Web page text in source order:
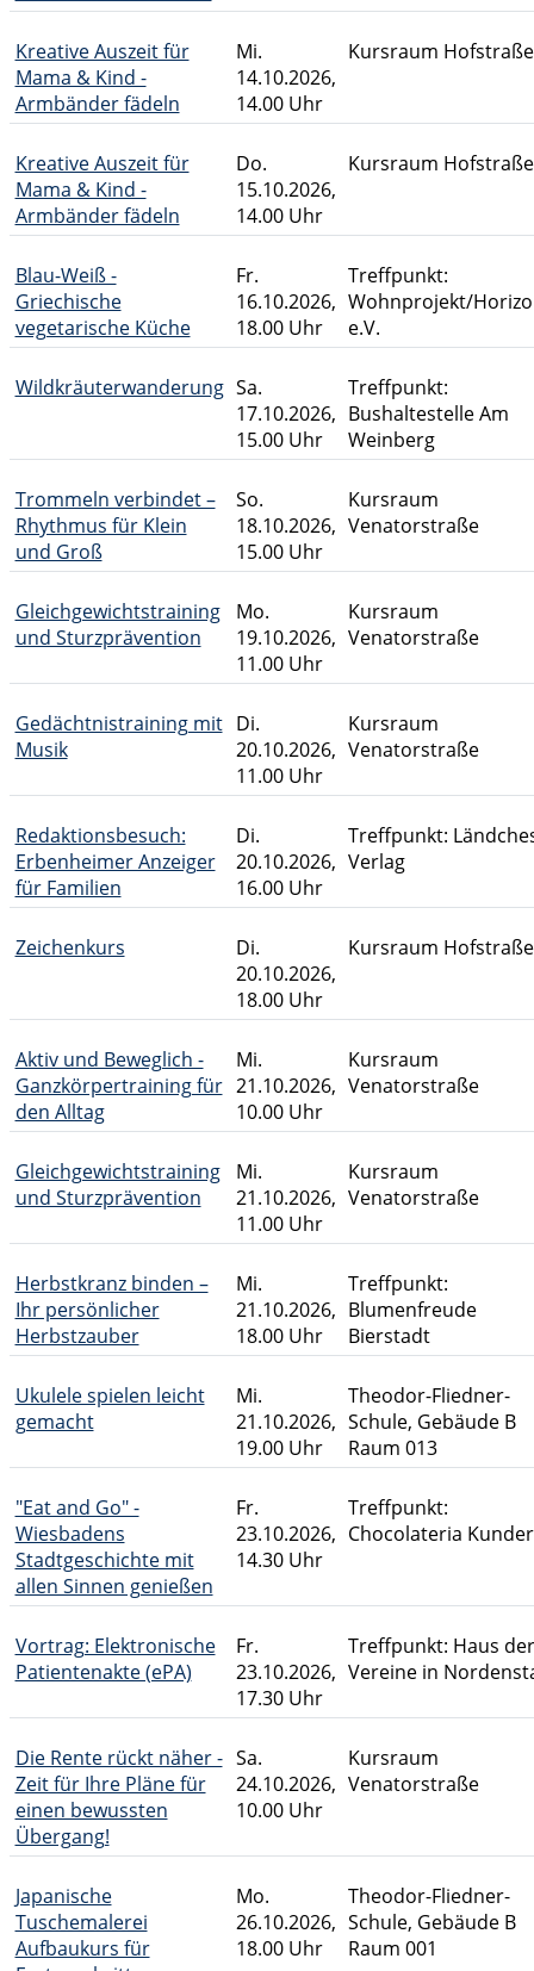
Kreative Auszeit für
Mama & Kind -
Armbänder fädeln
Mi.
14.10.2026,
14.00 Uhr
Kursraum Hofstraße
Kreative Auszeit für
Mama & Kind -
Armbänder fädeln
Do.
15.10.2026,
14.00 Uhr
Kursraum Hofstraße
Blau-Weiß -
Griechische
vegetarische Küche
Fr.
16.10.2026,
18.00 Uhr
Treffpunkt:
Wohnprojekt/
e.V.
Wildkräuterwanderung Sa.
17.10.2026,
15.00 Uhr
Treffpunkt:
Bushaltestelle Am
Weinberg
Trommeln verbindet –
Rhythmus für Klein
und Groß
So.
18.10.2026,
15.00 Uhr
Kursraum
Venatorstraße
Gleichgewichtstraining
und Sturzprävention
Mo.
19.10.2026,
11.00 Uhr
Kursraum
Venatorstraße
Gedächtnistraining mit
Musik
Di.
20.10.2026,
11.00 Uhr
Kursraum
Venatorstraße
Redaktionsbesuch:
Erbenheimer Anzeiger
für Familien
Di.
20.10.2026,
16.00 Uhr
Treffpunkt:
Verlag
Zeichenkurs
Di.
20.10.2026,
18.00 Uhr
Kursraum Hofstraße
Aktiv und Beweglich -
Ganzkörpertraining für
den Alltag
Mi.
21.10.2026,
10.00 Uhr
Kursraum
Venatorstraße
Gleichgewichtstraining
und Sturzprävention
Mi.
21.10.2026,
11.00 Uhr
Kursraum
Venatorstraße
Herbstkranz binden –
Ihr persönlicher
Herbstzauber
Mi.
21.10.2026,
18.00 Uhr
Treffpunkt:
Blumenfreude
Bierstadt
Ukulele spielen leicht
gemacht
Mi.
21.10.2026,
19.00 Uhr
Theodor-Fliedner-
Schule, Gebäude B
Raum 013
"Eat and Go" -
Wiesbadens
Stadtgeschichte mit
allen Sinnen genießen
Fr.
23.10.2026,
14.30 Uhr
Treffpunkt:
Chocolateria Kunder
Vortrag: Elektronische
Patientenakte (ePA)
Fr.
23.10.2026,
17.30 Uhr
Treffpunkt: Haus der
Vereine in
Die Rente rückt näher -
Zeit für Ihre Pläne für
einen bewussten
Übergang!
Sa.
24.10.2026,
10.00 Uhr
Kursraum
Venatorstraße
Japanische
Tuschemalerei
Aufbaukurs für
Mo.
26.10.2026,
18.00 Uhr
Theodor-Fliedner-
Schule, Gebäude B
Raum 001